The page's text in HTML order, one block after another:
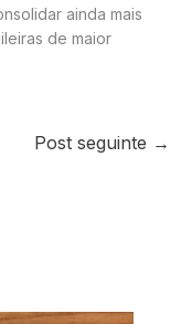
ainda mais
de maior
Post seguinte →